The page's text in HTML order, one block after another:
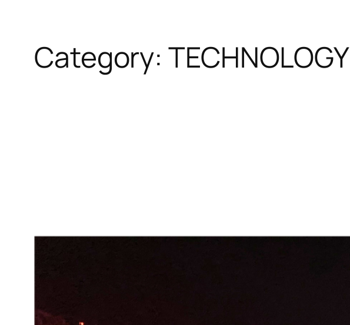
Category: TECHNOLOGY